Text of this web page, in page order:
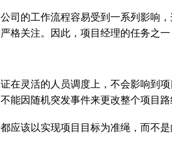
司的工作流程容易受到一系列影响
关注。因此，项目经理的任务之
在灵活的人员调度上，不会影响到
能因随机突发事件来更改整个项目路
应该以实现项目目标为准绳，而不是